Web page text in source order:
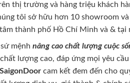
thị trường và hàng triệu khách
tôi sở hữu hơn 10 showroom
thành phố Hồ Chí Minh và & tại
mệnh nâng cao chất lượng cuộc
lượng cao, đáp ứng mọi yêu
SaigonDoor cam kết đem đến cho